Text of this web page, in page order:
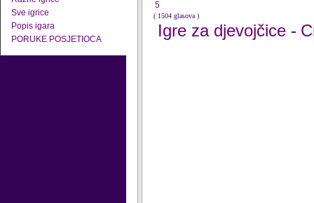
Sve igrice
Popis igara
PORUKE POSJETIOCA
5
( 1504 glasova )
Igre za djevojčice -